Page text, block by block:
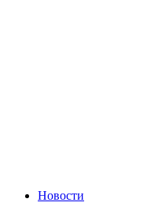
Новости